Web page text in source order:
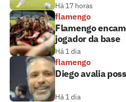
Há 17 horas
flamengo
Flamengo
jogador da base
Há 1 dia
flamengo
Diego avalia
Há 1 dia